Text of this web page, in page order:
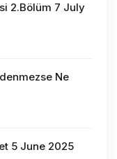
2.Bölüm 7 July
Ne
5 June 2025